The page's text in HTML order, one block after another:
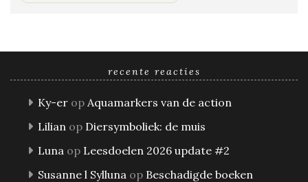
recente reacties
Ky-er op Aquamarkers van de action
Lilian op Diersymboliek: de muis
Luna op Leesdoelen 2026 update #2
Susanne l Sylluna op Beschadigde boeken